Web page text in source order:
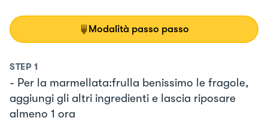
Modalità passo passo
STEP 1
- Per la marmellata:frulla benissimo le fragole,
aggiungi gli altri ingredienti e lascia riposare
almeno 1 ora